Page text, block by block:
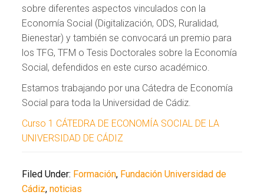
sobre diferentes aspectos vinculados con la
Economía Social (Digitalización, ODS, Ruralidad,
Bienestar) y también se convocará un premio para
los TFG, TFM o Tesis Doctorales sobre la Economía
Social, defendidos en este curso académico.
Estamos trabajando por una Cátedra de Economía
Social para toda la Universidad de Cádiz.
Curso 1 CÁTEDRA DE ECONOMÍA SOCIAL DE LA
UNIVERSIDAD DE CÁDIZ
Filed Under: Formación, Fundación Universidad de
Cádiz,noticias